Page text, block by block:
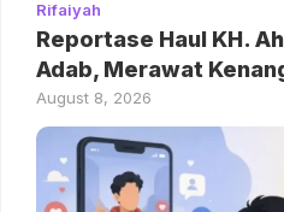
Rifaiyah
Reportase Haul KH.
Adab, Merawat
August 8, 2026